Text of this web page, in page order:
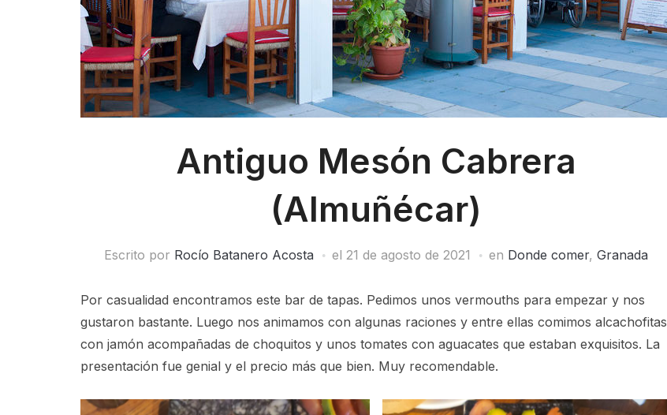
Antiguo Mesón Cabrera
(Almuñécar)
Escrito por Rocío Batanero Acosta el 21 de agosto de 2021 en Donde comer, Granada
Por casualidad encontramos este bar de tapas. Pedimos unos vermouths para empezar y nos
gustaron bastante. Luego nos animamos con algunas raciones y entre ellas comimos alcachofitas
con jamón acompañadas de choquitos y unos tomates con aguacates que estaban exquisitos. La
presentación fue genial y el precio más que bien. Muy recomendable.